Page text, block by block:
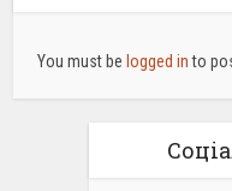
You must be logged into